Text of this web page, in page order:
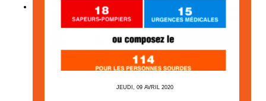
JEUDI, 09 AVRIL 2020